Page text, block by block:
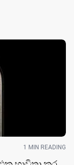
1 MIN READING